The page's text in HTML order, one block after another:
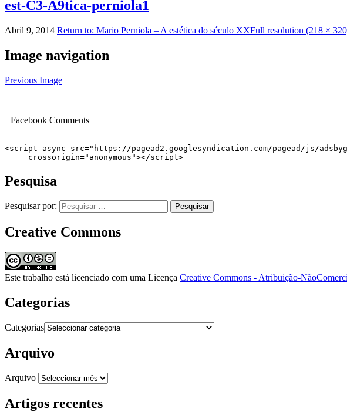
est-C3-A9tica-perniola1
Abril 9, 2014 Return to: Mario Perniola – A estética do século XXFull resolution (218 ×
Image navigation
Previous Image
Facebook Comments
<script async src="https://pagead2.googlesyndication.com/pagead/js/
     crossorigin="anonymous"></script>
Pesquisa
Pesquisar por:
Creative Commons
Este trabalho está licenciado com uma Licença Creative Commons - Atribuição-
Categorias
Categorias
Arquivo
Arquivo
Artigos recentes